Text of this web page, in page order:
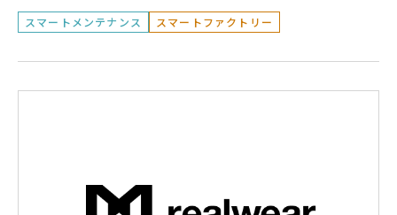
スマートメンテナンス スマートファクトリー